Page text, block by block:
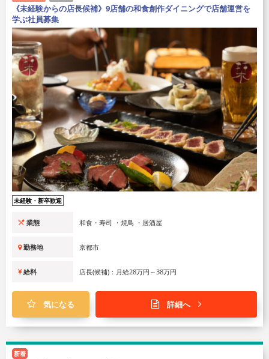
《未経験からの店長候補》9店舗の和食創作ダイニングで店舗運営を
学ぶ社員募集
未経験・新卒歓迎
業態 和食・寿司 ・焼鳥 ・居酒屋
勤務地 京都市
給料 店長(候補)：月給28万円～38万円
気になる 詳細へ
新着